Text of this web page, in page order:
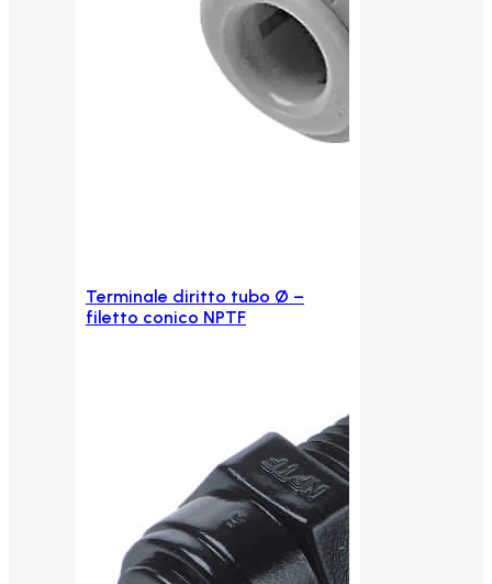
Aggiungi al carrello
Terminale diritto tubo Ø –
filetto conico NPTF